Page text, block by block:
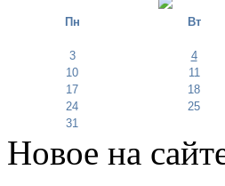
Пн Вт
3 4
10
11
17
18
24
25
31
Новое на